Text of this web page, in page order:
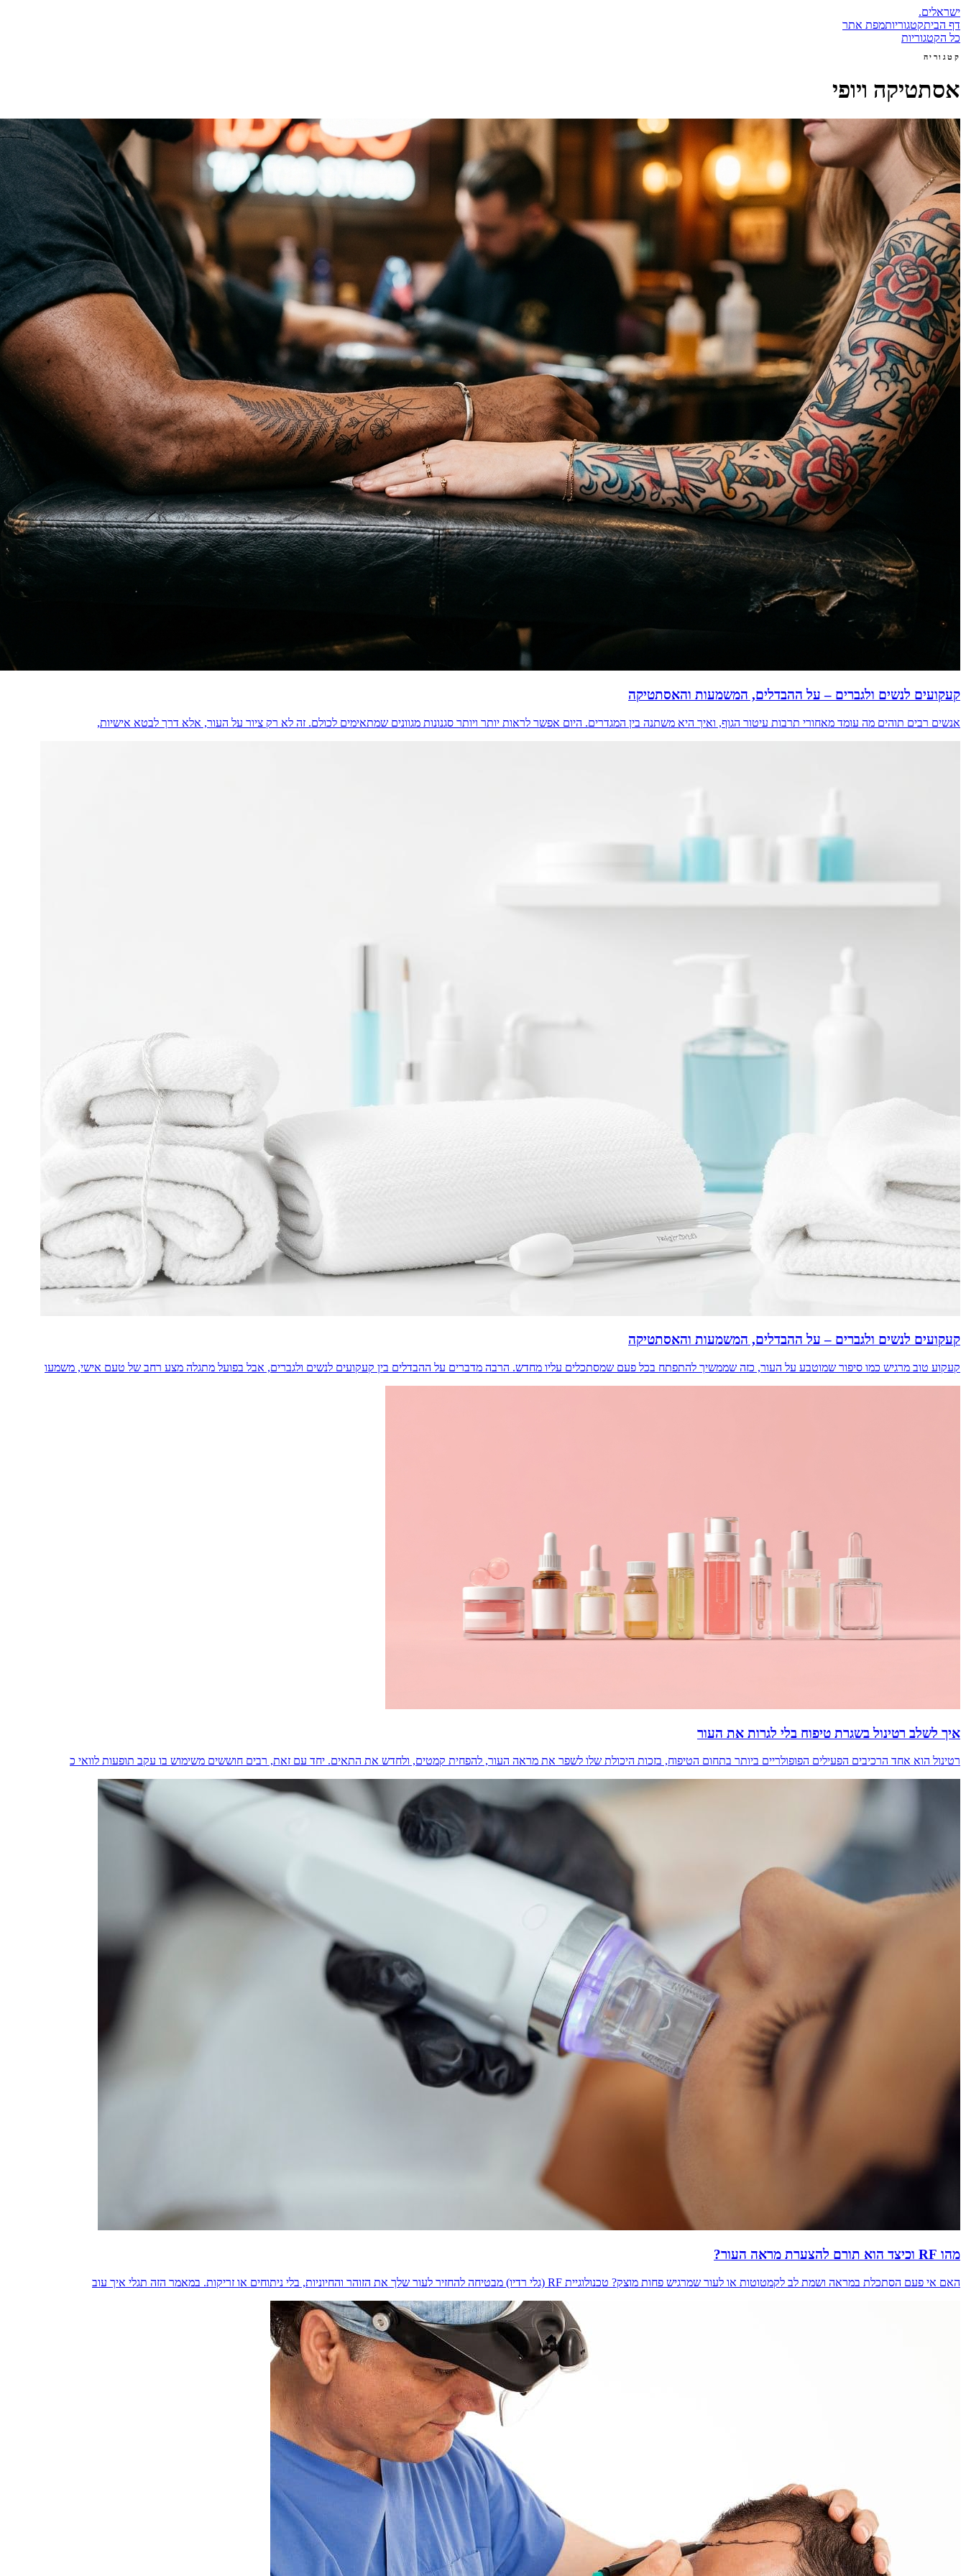
ישראלים.
דף הביתקטגוריותמפת אתר
כל הקטגוריות
קטגוריה
אסתטיקה ויופי
קעקועים לנשים ולגברים – על ההבדלים, המשמעות והאסתטיקה
אנשים רבים תוהים מה עומד מאחורי תרבות עיטור הגוף, ואיך היא משתנה בין המגדרים. היום אפשר לראות יותר ויותר סגנונות מגוונים שמתאימים לכולם. זה לא רק ציור על העור, אלא דרך לבטא אישיות,
קעקועים לנשים ולגברים – על ההבדלים, המשמעות והאסתטיקה
קעקוע טוב מרגיש כמו סיפור שמוטבע על העור, כזה שממשיך להתפתח בכל פעם שמסתכלים עליו מחדש. הרבה מדברים על ההבדלים בין קעקועים לנשים ולגברים, אבל בפועל מתגלה מצע רחב של טעם אישי, משמעו
איך לשלב רטינול בשגרת טיפוח בלי לגרות את העור
רטינול הוא אחד הרכיבים הפעילים הפופולריים ביותר בתחום הטיפוח, בזכות היכולת שלו לשפר את מראה העור, להפחית קמטים, ולחדש את התאים. יחד עם זאת, רבים חוששים משימוש בו עקב תופעות לוואי כ
מהו RF וכיצד הוא תורם להצערת מראה העור?
האם אי פעם הסתכלת במראה ושמת לב לקמטוטות או לעור שמרגיש פחות מוצק? טכנולוגיית RF (גלי רדיו) מבטיחה להחזיר לעור שלך את הזוהר והחיוניות, בלי ניתוחים או זריקות. במאמר הזה תגלי איך עוב